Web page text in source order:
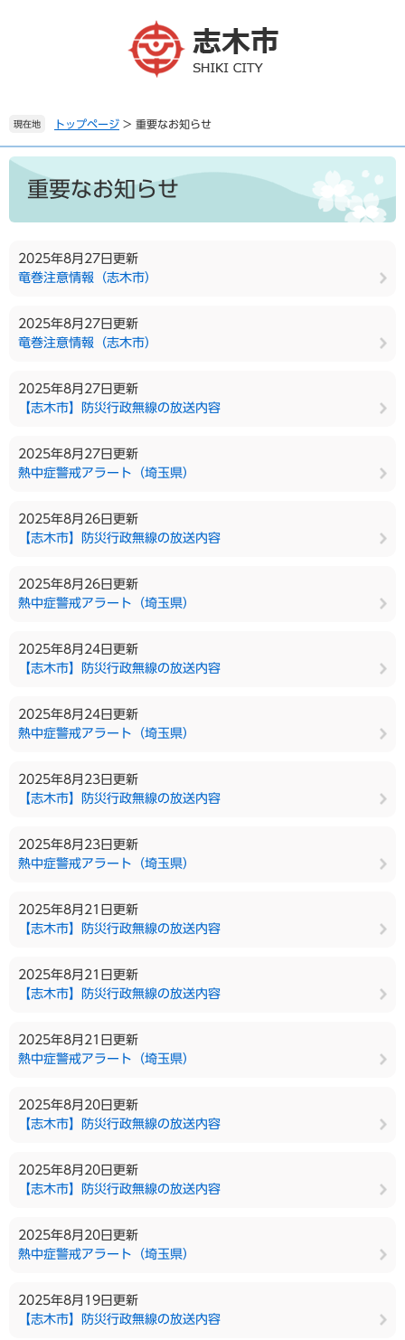
。
て
へ
現在地 トップページ > 重要なお知らせ
本
重要なお知らせ
2025年8月27日更新
竜巻注意情報（志木市）
2025年8月27日更新
竜巻注意情報（志木市）
2025年8月27日更新
【志木市】防災行政無線の放送内容
2025年8月27日更新
熱中症警戒アラート（埼玉県）
2025年8月26日更新
【志木市】防災行政無線の放送内容
2025年8月26日更新
熱中症警戒アラート（埼玉県）
2025年8月24日更新
【志木市】防災行政無線の放送内容
2025年8月24日更新
熱中症警戒アラート（埼玉県）
2025年8月23日更新
【志木市】防災行政無線の放送内容
2025年8月23日更新
熱中症警戒アラート（埼玉県）
2025年8月21日更新
【志木市】防災行政無線の放送内容
2025年8月21日更新
【志木市】防災行政無線の放送内容
2025年8月21日更新
熱中症警戒アラート（埼玉県）
2025年8月20日更新
【志木市】防災行政無線の放送内容
2025年8月20日更新
【志木市】防災行政無線の放送内容
2025年8月20日更新
熱中症警戒アラート（埼玉県）
2025年8月19日更新
【志木市】防災行政無線の放送内容